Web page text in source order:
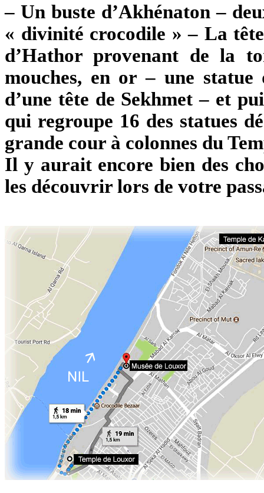
– Un buste d’Akhénaton –
« divinité crocodile » – La
d’Hathor provenant de la
mouches, en or – une statue
d’une tête de Sekhmet – et
qui regroupe 16 des statues
grande cour à colonnes du
Il y aurait encore bien des
les découvrir lors de votre